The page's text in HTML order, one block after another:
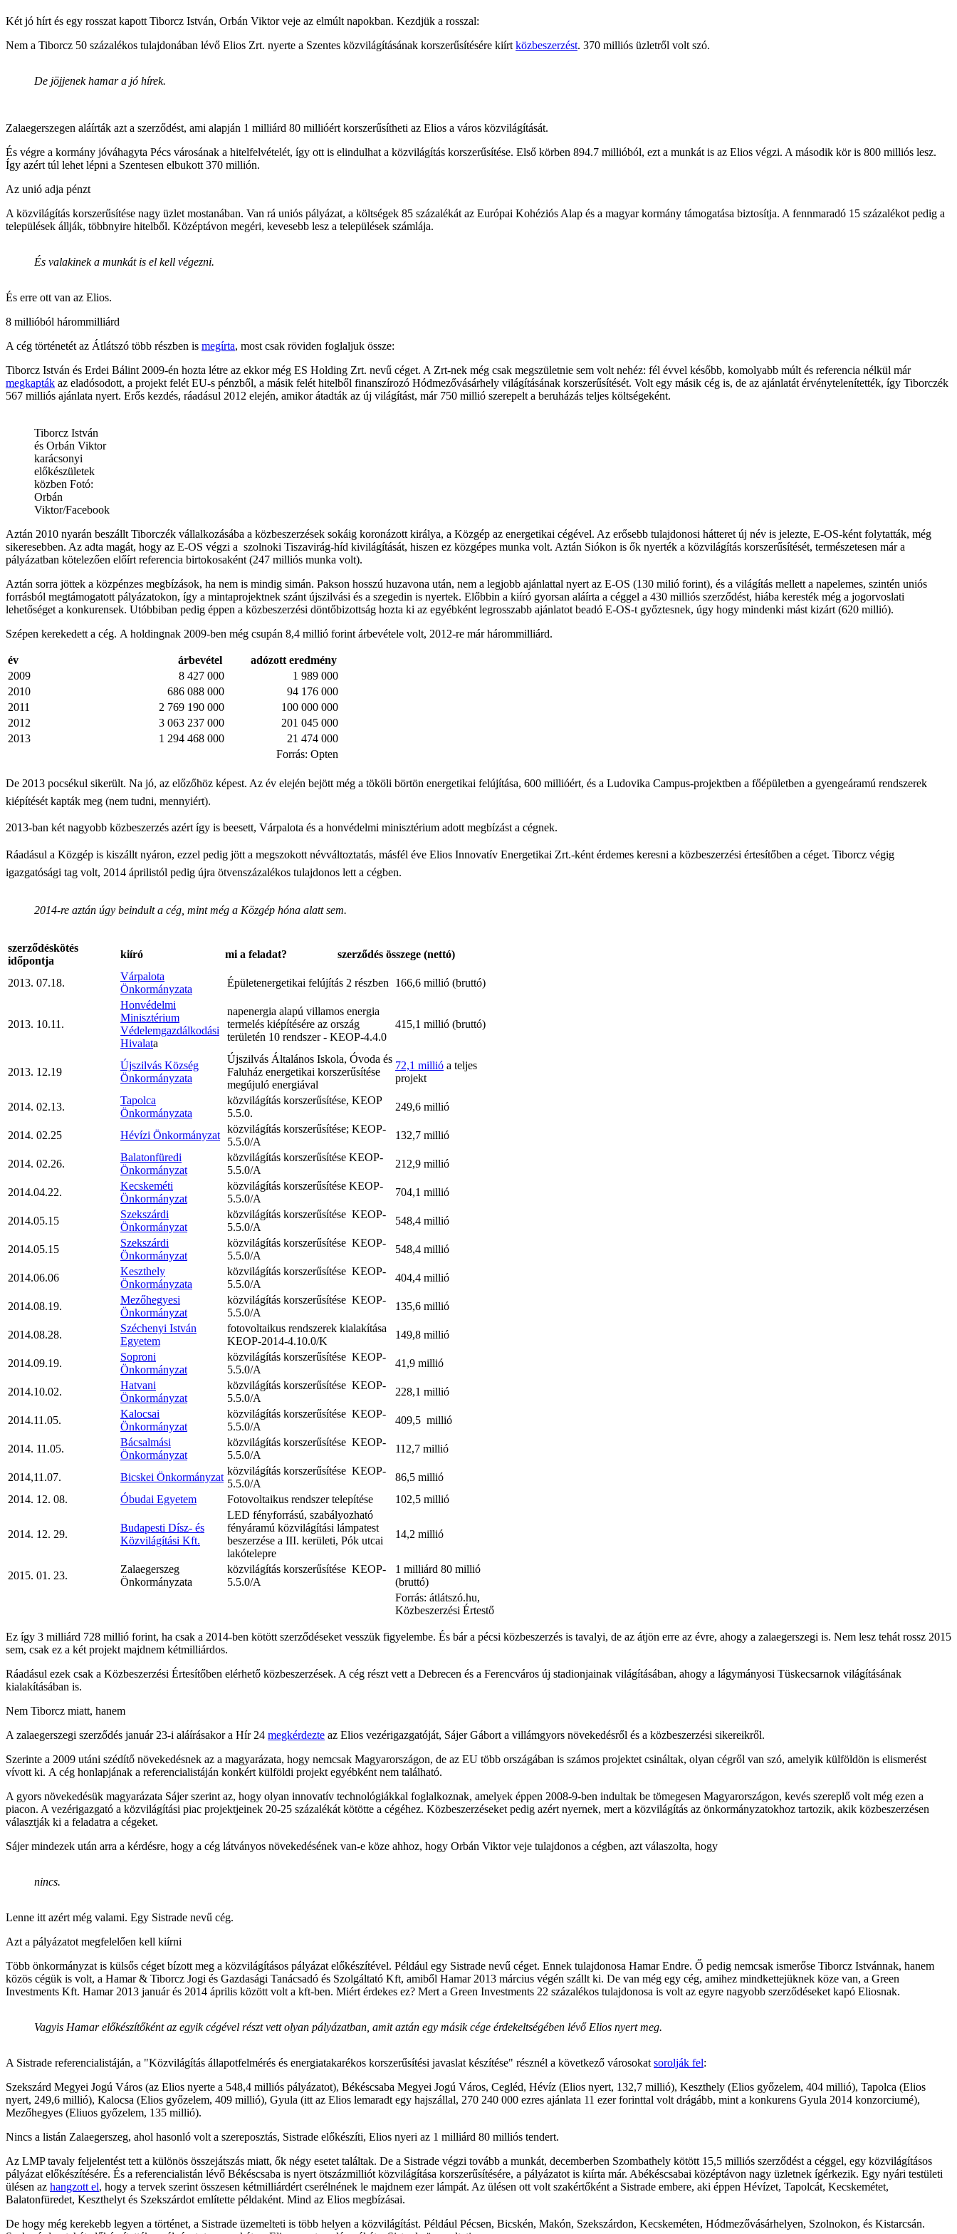
Két jó hírt és egy rosszat kapott Tiborcz István, Orbán Viktor veje az elmúlt napokban. Kezdjük a rosszal:
Nem a Tiborcz 50 százalékos tulajdonában lévő Elios Zrt. nyerte a Szentes közvilágításának korszerűsítésére kiírt közbeszerzést. 370 milliós üzletről volt szó.
De jöjjenek hamar a jó hírek.
Zalaegerszegen aláírták azt a szerződést, ami alapján 1 milliárd 80 millióért korszerűsítheti az Elios a város közvilágítását.
És végre a kormány jóváhagyta Pécs városának a hitelfelvételét, így ott is elindulhat a közvilágítás korszerűsítése. Első körben 894.7 millióból, ezt a munkát is az Elios végzi. A második kör is 800 milliós lesz.
Így azért túl lehet lépni a Szentesen elbukott 370 millión.
Az unió adja pénzt
A közvilágítás korszerűsítése nagy üzlet mostanában. Van rá uniós pályázat, a költségek 85 százalékát az Európai Kohéziós Alap és a magyar kormány támogatása biztosítja. A fennmaradó 15 százalékot pedig a
települések állják, többnyire hitelből. Középtávon megéri, kevesebb lesz a települések számlája.
És valakinek a munkát is el kell végezni.
És erre ott van az Elios.
8 millióból hárommilliárd
A cég történetét az Átlátszó több részben is megírta, most csak röviden foglaljuk össze:
Tiborcz István és Erdei Bálint 2009-én hozta létre az ekkor még ES Holding Zrt. nevű céget. A Zrt-nek még csak megszületnie sem volt nehéz: fél évvel később, komolyabb múlt és referencia nélkül már
megkapták az eladósodott, a projekt felét EU-s pénzből, a másik felét hitelből finanszírozó Hódmezővásárhely világításának korszerűsítését. Volt egy másik cég is, de az ajánlatát érvénytelenítették, így Tiborczék
567 milliós ajánlata nyert. Erős kezdés, ráadásul 2012 elején, amikor átadták az új világítást, már 750 millió szerepelt a beruházás teljes költségeként.
Tiborcz István
és Orbán Viktor
karácsonyi
előkészületek
közben Fotó:
Orbán
Viktor/Facebook
Aztán 2010 nyarán beszállt Tiborczék vállalkozásába a közbeszerzések sokáig koronázott királya, a Közgép az energetikai cégével. Az erősebb tulajdonosi hátteret új név is jelezte, E-OS-ként folytatták, még
sikeresebben. Az adta magát, hogy az E-OS végzi a szolnoki Tiszavirág-híd kivilágítását, hiszen ez közgépes munka volt. Aztán Siókon is ők nyerték a közvilágítás korszerűsítését, természetesen már a
pályázatban kötelezően előírt referencia birtokosaként (247 milliós munka volt).
Aztán sorra jöttek a közpénzes megbízások, ha nem is mindig simán. Pakson hosszú huzavona után, nem a legjobb ajánlattal nyert az E-OS (130 milió forint), és a világítás mellett a napelemes, szintén uniós
forrásból megtámogatott pályázatokon, így a mintaprojektnek szánt újszilvási és a szegedin is nyertek. Előbbin a kiíró gyorsan aláírta a céggel a 430 milliós szerződést, hiába keresték még a jogorvoslati
lehetőséget a konkurensek. Utóbbiban pedig éppen a közbeszerzési döntőbizottság hozta ki az egyébként legrosszabb ajánlatot beadó E-OS-t győztesnek, úgy hogy mindenki mást kizárt (620 millió).
Szépen kerekedett a cég. A holdingnak 2009-ben még csupán 8,4 millió forint árbevétele volt, 2012-re már hárommilliárd.
év árbevétel
adózott eredmény
2009
8 427 000
1 989 000
2010
686 088 000
94 176 000
2011
2 769 190 000
100 000 000
2012
3 063 237 000
201 045 000
2013
1 294 468 000
21 474 000
Forrás: Opten
De 2013 pocsékul sikerült. Na jó, az előzőhöz képest. Az év elején bejött még a tököli börtön energetikai felújítása, 600 millióért, és a Ludovika Campus-projektben a főépületben a gyengeáramú rendszerek
kiépítését kapták meg (nem tudni, mennyiért).
2013-ban két nagyobb közbeszerzés azért így is beesett, Várpalota és a honvédelmi minisztérium adott megbízást a cégnek.
Ráadásul a Közgép is kiszállt nyáron, ezzel pedig jött a megszokott névváltoztatás, másfél éve Elios Innovatív Energetikai Zrt.-ként érdemes keresni a közbeszerzési értesítőben a céget. Tiborcz végig
igazgatósági tag volt, 2014 áprilistól pedig újra ötvenszázalékos tulajdonos lett a cégben.
2014-re aztán úgy beindult a cég, mint még a Közgép hóna alatt sem.
szerződéskötés
időpontja
kiíró mi a feladat? szerződés összege (nettó)
2013. 07.18.
Várpalota
Önkormányzata
Épületenergetikai felújítás 2 részben 166,6 millió (bruttó)
2013. 10.11.
Honvédelmi
Minisztérium
Védelemgazdálkodási
Hivalata
napenergia alapú villamos energia
termelés kiépítésére az ország
területén 10 rendszer - KEOP-4.4.0
415,1 millió (bruttó)
2013. 12.19
Újszilvás Község
Önkormányzata
Újszilvás Általános Iskola, Óvoda és
Faluház energetikai korszerűsítése
megújuló energiával
72,1 millió a teljes
projekt
2014. 02.13.
Tapolca
Önkormányzata
közvilágítás korszerűsítése, KEOP
5.5.0.
249,6 millió
2014. 02.25 Hévízi Önkormányzat
közvilágítás korszerűsítése; KEOP-
5.5.0/A
132,7 millió
2014. 02.26.
Balatonfüredi
Önkormányzat
közvilágítás korszerűsítése KEOP-
5.5.0/A
212,9 millió
2014.04.22.
Kecskeméti
Önkormányzat
közvilágítás korszerűsítése KEOP-
5.5.0/A
704,1 millió
2014.05.15
Szekszárdi
Önkormányzat
közvilágítás korszerűsítése KEOP-
5.5.0/A
548,4 millió
2014.05.15
Szekszárdi
Önkormányzat
közvilágítás korszerűsítése KEOP-
5.5.0/A
548,4 millió
2014.06.06
Keszthely
Önkormányzata
közvilágítás korszerűsítése KEOP-
5.5.0/A
404,4 millió
2014.08.19.
Mezőhegyesi
Önkormányzat
közvilágítás korszerűsítése KEOP-
5.5.0/A
135,6 millió
2014.08.28.
Széchenyi István
Egyetem
fotovoltaikus rendszerek kialakítása
KEOP-2014-4.10.0/K
149,8 millió
2014.09.19.
Soproni
Önkormányzat
közvilágítás korszerűsítése KEOP-
5.5.0/A
41,9 millió
2014.10.02.
Hatvani
Önkormányzat
közvilágítás korszerűsítése KEOP-
5.5.0/A
228,1 millió
2014.11.05.
Kalocsai
Önkormányzat
közvilágítás korszerűsítése KEOP-
5.5.0/A
409,5 millió
2014. 11.05.
Bácsalmási
Önkormányzat
közvilágítás korszerűsítése KEOP-
5.5.0/A
112,7 millió
2014,11.07. Bicskei Önkormányzat
közvilágítás korszerűsítése KEOP-
5.5.0/A
86,5 millió
2014. 12. 08.
Óbudai Egyetem Fotovoltaikus rendszer telepítése 102,5 millió
2014. 12. 29.
Budapesti Dísz- és
Közvilágítási Kft.
LED fényforrású, szabályozható
fényáramú közvilágítási lámpatest
beszerzése a III. kerületi, Pók utcai
lakótelepre
14,2 millió
2015. 01. 23.
Zalaegerszeg
Önkormányzata
közvilágítás korszerűsítése KEOP-
5.5.0/A
1 milliárd 80 millió
(bruttó)
Forrás: átlátszó.hu,
Közbeszerzési Értestő
Ez így 3 milliárd 728 millió forint, ha csak a 2014-ben kötött szerződéseket vesszük figyelembe. És bár a pécsi közbeszerzés is tavalyi, de az átjön erre az évre, ahogy a zalaegerszegi is. Nem lesz tehát rossz 2015
sem, csak ez a két projekt majdnem kétmilliárdos.
Ráadásul ezek csak a Közbeszerzési Értesítőben elérhető közbeszerzések. A cég részt vett a Debrecen és a Ferencváros új stadionjainak világításában, ahogy a lágymányosi Tüskecsarnok világításának
kialakításában is.
Nem Tiborcz miatt, hanem
A zalaegerszegi szerződés január 23-i aláírásakor a Hír 24 megkérdezte az Elios vezérigazgatóját, Sájer Gábort a villámgyors növekedésről és a közbeszerzési sikereikről.
Szerinte a 2009 utáni szédítő növekedésnek az a magyarázata, hogy nemcsak Magyarországon, de az EU több országában is számos projektet csináltak, olyan cégről van szó, amelyik külföldön is elismerést
vívott ki. A cég honlapjának a referencialistáján konkért külföldi projekt egyébként nem található.
A gyors növekedésük magyarázata Sájer szerint az, hogy olyan innovatív technológiákkal foglalkoznak, amelyek éppen 2008-9-ben indultak be tömegesen Magyarországon, kevés szereplő volt még ezen a
piacon. A vezérigazgató a közvilágítási piac projektjeinek 20-25 százalékát kötötte a cégéhez. Közbeszerzéseket pedig azért nyernek, mert a közvilágítás az önkormányzatokhoz tartozik, akik közbeszerzésen
választják ki a feladatra a cégeket.
Sájer mindezek után arra a kérdésre, hogy a cég látványos növekedésének van-e köze ahhoz, hogy Orbán Viktor veje tulajdonos a cégben, azt válaszolta, hogy
nincs.
Lenne itt azért még valami. Egy Sistrade nevű cég.
Azt a pályázatot megfelelően kell kiírni
Több önkormányzat is külsős céget bízott meg a közvilágításos pályázat előkészítével. Például egy Sistrade nevű céget. Ennek tulajdonosa Hamar Endre. Ő pedig nemcsak ismerőse Tiborcz Istvánnak, hanem
közös cégük is volt, a Hamar & Tiborcz Jogi és Gazdasági Tanácsadó és Szolgáltató Kft, amiből Hamar 2013 március végén szállt ki. De van még egy cég, amihez mindkettejüknek köze van, a Green
Investments Kft. Hamar 2013 január és 2014 április között volt a kft-ben. Miért érdekes ez? Mert a Green Investments 22 százalékos tulajdonosa is volt az egyre nagyobb szerződéseket kapó Eliosnak.
Vagyis Hamar előkészítőként az egyik cégével részt vett olyan pályázatban, amit aztán egy másik cége érdekeltségében lévő Elios nyert meg.
A Sistrade referencialistáján, a "Közvilágítás állapotfelmérés és energiatakarékos korszerűsítési javaslat készítése" résznél a következő városokat sorolják fel:
Szekszárd Megyei Jogú Város (az Elios nyerte a 548,4 milliós pályázatot), Békéscsaba Megyei Jogú Város, Cegléd, Hévíz (Elios nyert, 132,7 millió), Keszthely (Elios győzelem, 404 millió), Tapolca (Elios
nyert, 249,6 millió), Kalocsa (Elios győzelem, 409 millió), Gyula (itt az Elios lemaradt egy hajszállal, 270 240 000 ezres ajánlata 11 ezer forinttal volt drágább, mint a konkurens Gyula 2014 konzorciumé),
Mezőhegyes (Eliuos győzelem, 135 millió).
Nincs a listán Zalaegerszeg, ahol hasonló volt a szereposztás, Sistrade előkészíti, Elios nyeri az 1 milliárd 80 milliós tendert.
Az LMP tavaly feljelentést tett a különös összejátszás miatt, ők négy esetet találtak. De a Sistrade végzi tovább a munkát, decemberben Szombathely kötött 15,5 milliós szerződést a céggel, egy közvilágításos
pályázat előkészítésére. És a referencialistán lévő Békéscsaba is nyert ötszázmilliót közvilágítása korszerűsítésére, a pályázatot is kiírta már. Abékéscsabai középtávon nagy üzletnek ígérkezik. Egy nyári testületi
ülésen az hangzott el, hogy a tervek szerint összesen kétmilliárdért cserélnének le majdnem ezer lámpát. Az ülésen ott volt szakértőként a Sistrade embere, aki éppen Hévízet, Tapolcát, Kecskemétet,
Balatonfüredet, Keszthelyt és Szekszárdot említette példaként. Mind az Elios megbízásai.
De hogy még kerekebb legyen a történet, a Sistrade üzemelteti is több helyen a közvilágítást. Például Pécsen, Bicskén, Makón, Szekszárdon, Kecskeméten, Hódmezővásárhelyen, Szolnokon, és Kistarcsán.